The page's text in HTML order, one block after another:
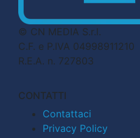
© CN MEDIA S.r.l.
C.F. e P.IVA 04998911210
R.E.A. n. 727803
CONTATTI
Contattaci
Privacy Policy